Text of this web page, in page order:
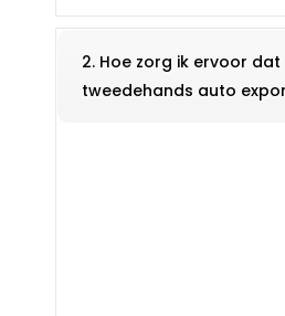
2. Hoe zorg ik ervoor dat
tweedehands auto